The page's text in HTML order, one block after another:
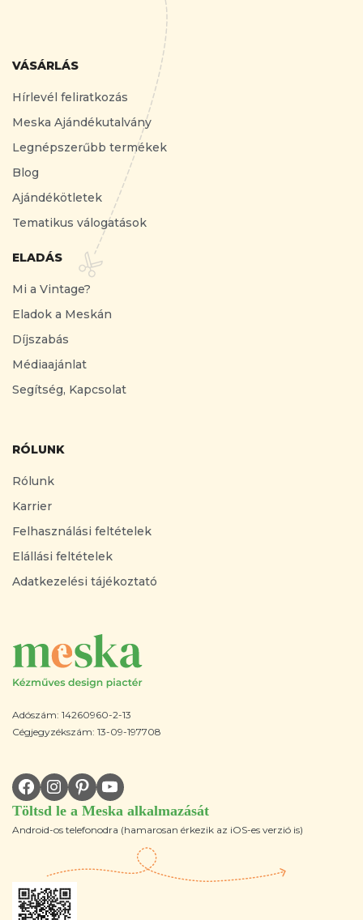
VÁSÁRLÁS
Hírlevél feliratkozás
Meska Ajándékutalvány
Legnépszerűbb termékek
Blog
Ajándékötletek
Tematikus válogatások
ELADÁS
Mi a Vintage?
Eladok a Meskán
Díjszabás
Médiaajánlat
Segítség, Kapcsolat
RÓLUNK
Rólunk
Karrier
Felhasználási feltételek
Elállási feltételek
Adatkezelési tájékoztató
Adószám: 14260960-2-13
Cégjegyzékszám: 13-09-197708
Töltsd le a Meska alkalmazását
Android-os telefonodra (hamarosan érkezik az iOS-es verzió is)